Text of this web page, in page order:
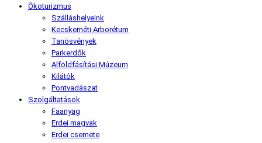
Ökoturizmus
Szálláshelyeink
Kecskeméti Arborétum
Tanösvények
Parkerdők
Alföldfásítási Múzeum
Kilátók
Pontvadászat
Szolgáltatások
Faanyag
Erdei magvak
Erdei csemete